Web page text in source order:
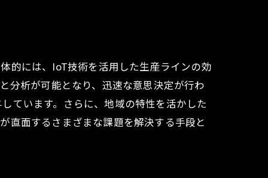
的には、IoT技術を活用した生産ラインの効
分析が可能となり、迅速な意思決定が行わ
ています。さらに、地域の特性を活かした
直面するさまざまな課題を解決する手段と